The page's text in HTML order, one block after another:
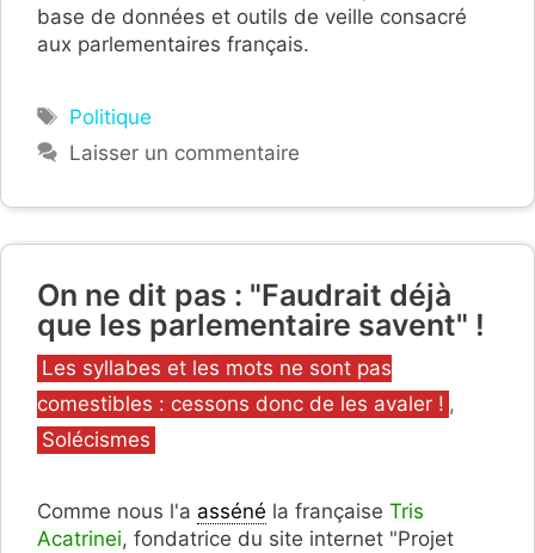
base de données et outils de veille consacré
aux parlementaires français.
Étiquettes
Politique
Laisser un commentaire
On ne dit pas : "Faudrait déjà
que les parlementaire savent" !
Catégories
Les syllabes et les mots ne sont pas
comestibles : cessons donc de les avaler ! ,
Solécismes
Comme nous l'a asséné la française Tris
Acatrinei, fondatrice du site internet "Projet